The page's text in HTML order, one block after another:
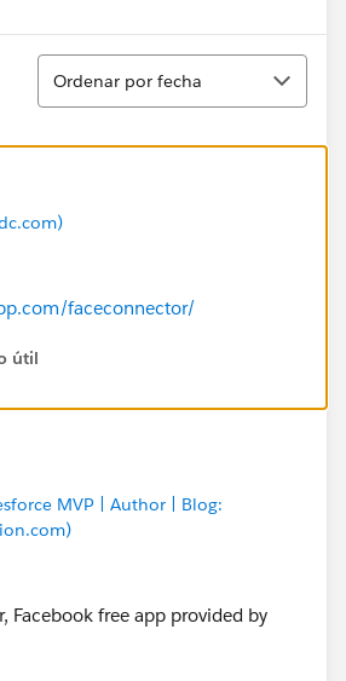
Ordenar
Ordenar por fecha
faceconnector/
útil
MVP | Author | Blog:
Facebook free app provided by